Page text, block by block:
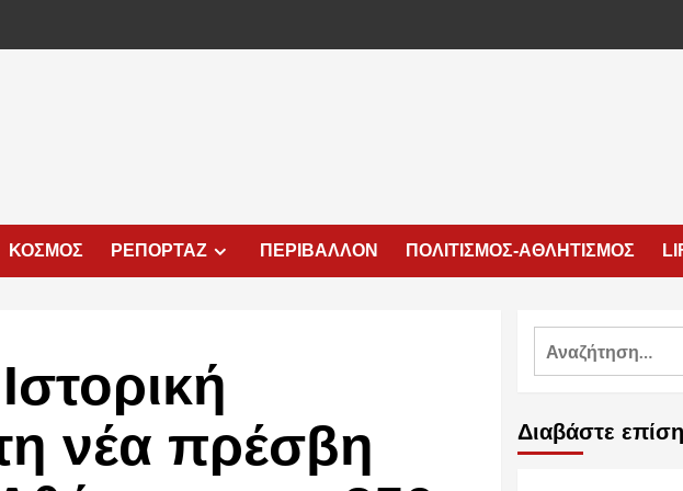
ΚΟΣΜΟΣ ΡΕΠΟΡΤΑΖ ΠΕΡΙΒΑΛΛΟΝ ΠΟΛΙΤΙΣΜΟΣ-ΑΘΛΗΤΙΣΜΟΣ
νέα πρέσβη
Αναζήτηση
Διαβάστε